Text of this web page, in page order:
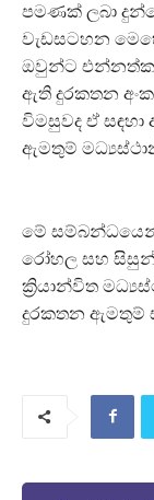
පමණක් ලබා
වැඩසටහන
ඔවුන්ට
ඇති දුරකතන
විමසුවද ඒ සඳහා
ඇමතුම්
මේ
රෝහල සහ
ක්‍රියාන්විත
දුරකතන ඇමතුම්